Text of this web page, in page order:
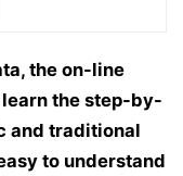
the on-line
learn the step-by-
and traditional
to understand